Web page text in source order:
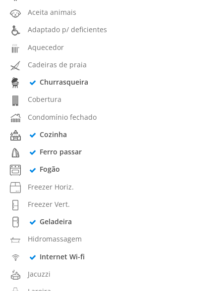
Aceita animais
Adaptado p/ deficientes
Aquecedor
Cadeiras de praia
Churrasqueira
Cobertura
Condomínio fechado
Cozinha
Ferro passar
Fogão
Freezer Horiz.
Freezer Vert.
Geladeira
Hidromassagem
Internet Wi-fi
Jacuzzi